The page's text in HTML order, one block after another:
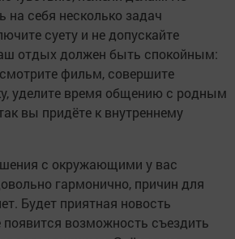
на себя несколько задач
суету и не допускайте
отдых должен быть спокойным:
фильм, совершите
уделите время общению с родным
вы придёте к внутреннему
с окружающими у вас
гармонично, причин для
Будет приятная новость
появится возможность съездить